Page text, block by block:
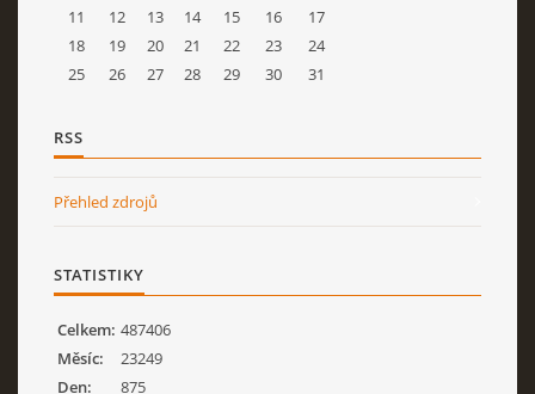
11
12 13 14 15 16
17
18
19 20 21 22 23
24
25
26 27 28 29 30 31
RSS
Přehled zdrojů
STATISTIKY
Celkem: 487406
Měsíc:
23249
Den:
875